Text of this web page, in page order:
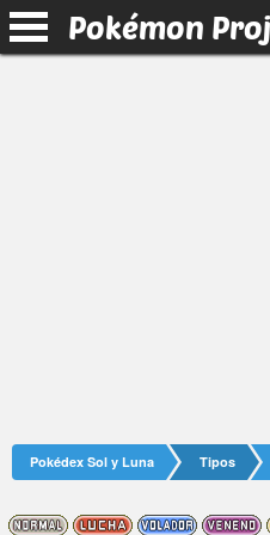
Pokémon
Pokédex Sol y Luna Tipos